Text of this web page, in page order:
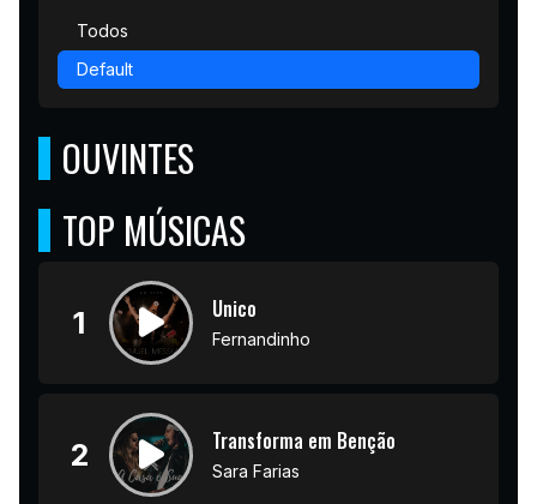
Todos
Default
OUVINTES
TOP MÚSICAS
1 Unico
Fernandinho
2 Transforma em Benção
Sara Farias